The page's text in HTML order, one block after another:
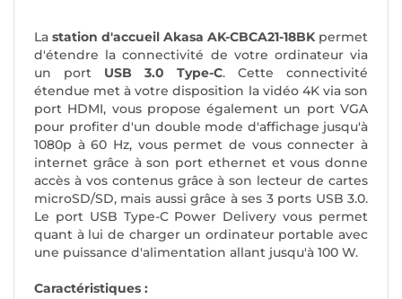
La station d'accueil Akasa AK-CBCA21-18BKpermet
d'étendre la connectivité de votre ordinateur via
un port USB 3.0 Type-C. Cette connectivité
étendue met à votre disposition la vidéo 4K via son
port HDMI, vous propose également un port VGA
pour profiter d'un double mode d'affichage jusqu'à
1080p à 60 Hz, vous permet de vous connecter à
internet grâce à son port ethernet et vous donne
accès à vos contenus grâce à son lecteur de cartes
microSD/SD, mais aussi grâce à ses 3 ports USB 3.0.
Le port USB Type-C Power Delivery vous permet
quant à lui de charger un ordinateur portable avec
une puissance d'alimentation allant jusqu'à 100 W.
Caractéristiques :